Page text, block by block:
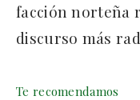
facción norteña
discurso más